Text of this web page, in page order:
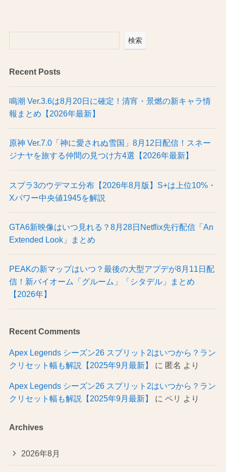
検索
Recent Posts
鳴潮 Ver.3.6は8月20日に確定！清宵・景燃の新キャラ情
報まとめ【2026年最新】
原神 Ver.7.0「神に愛されぬ雪国」8月12日配信！スネー
ジナヤを旅する仲間の見つけ方4選【2026年最新】
スプラ3のウデマエ分布【2026年8月版】S+は上位10%・
Xパワー中央値1945を解説
GTA6新映像はいつ見れる？8月28日Netflix先行配信「An
Extended Look」まとめ
PEAKの新マップはいつ？最後の大型アプデが8月11日配
信！新バイオーム「グルーム」「シタデル」まとめ
【2026年】
Recent Comments
Apex Legends シーズン26 スプリット2はいつから？ラン
クリセット幅も解説【2025年9月最新】
に 匿名 より
Apex Legends シーズン26 スプリット2はいつから？ラン
クリセット幅も解説【2025年9月最新】
に ペリ より
Archives
2026年8月